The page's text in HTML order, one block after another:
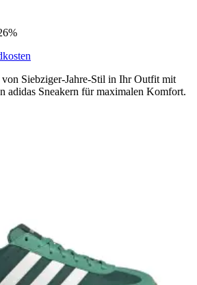
Siebziger-Jahre-Stil in Ihr Outfit mit
adidas Sneakern für maximalen Komfort.